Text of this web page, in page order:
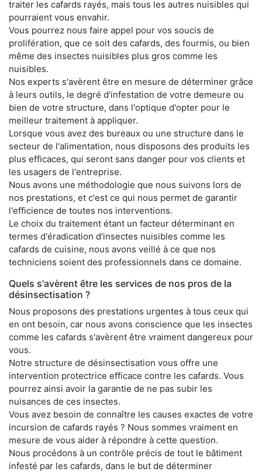
traiter les cafards rayés, mais tous les autres nuisibles qui
pourraient vous envahir.
Vous pourrez nous faire appel pour vos soucis de
prolifération, que ce soit des cafards, des fourmis, ou bien
même des insectes nuisibles plus gros comme les
nuisibles.
Nos experts s'avèrent être en mesure de déterminer grâce
à leurs outils, le degré d'infestation de votre demeure ou
bien de votre structure, dans l'optique d'opter pour le
meilleur traitement à appliquer.
Lorsque vous avez des bureaux ou une structure dans le
secteur de l'alimentation, nous disposons des produits les
plus efficaces, qui seront sans danger pour vos clients et
les usagers de l'entreprise.
Nous avons une méthodologie que nous suivons lors de
nos prestations, et c'est ce qui nous permet de garantir
l'efficience de toutes nos interventions.
Le choix du traitement étant un facteur déterminant en
termes d'éradication d'insectes nuisibles comme les
cafards de cuisine, nous avons veillé à ce que nos
techniciens soient des professionnels dans ce domaine.
Quels s'avèrent être les services de nos pros de la
désinsectisation ?
Nous proposons des prestations urgentes à tous ceux qui
en ont besoin, car nous avons conscience que les insectes
comme les cafards s'avèrent être vraiment dangereux pour
vous.
Notre structure de désinsectisation vous offre une
intervention protectrice efficace contre les cafards. Vous
pourrez ainsi avoir la garantie de ne pas subir les
nuisances de ces insectes.
Vous avez besoin de connaître les causes exactes de votre
incursion de cafards rayés ? Nous sommes vraiment en
mesure de vous aider à répondre à cette question.
Nous procédons à un contrôle précis de tout le bâtiment
infesté par les cafards, dans le but de déterminer